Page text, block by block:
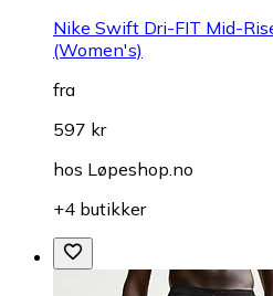
Nike Swift Dri-FIT Mid-
(Women's)
fra
597 kr
hos Løpeshop.no
+4 butikker